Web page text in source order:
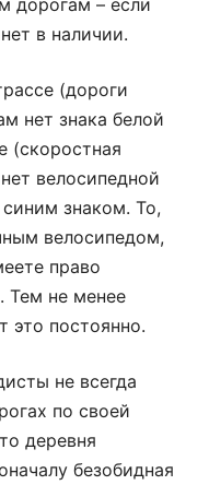
дорогам – если
в наличии.
(дороги
нет знака белой
(скоростная
велосипедной
знаком. То,
велосипедом,
право
Тем не менее
это постоянно.
не всегда
по своей
деревня
безобидная